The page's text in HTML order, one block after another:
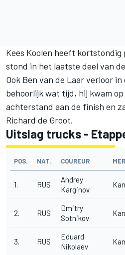
Kees Koolen heeft kortstondig
stond in het laatste deel van
Ook Ben van de Laar verloor
behoorlijk wat tijd, hij kwam
achterstand aan de finish en
Richard de Groot.
Uitslag trucks -
POS. NAT. COUREUR
1. RUS
Andrey
Karginov
2. RUS
Dmitry
Sotnikov
3. RUS
Eduard
Nikolaev